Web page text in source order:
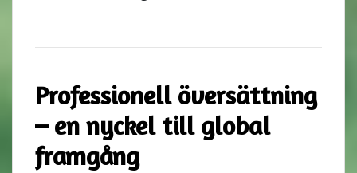
Professionell översättning
– en nyckel till global
framgång